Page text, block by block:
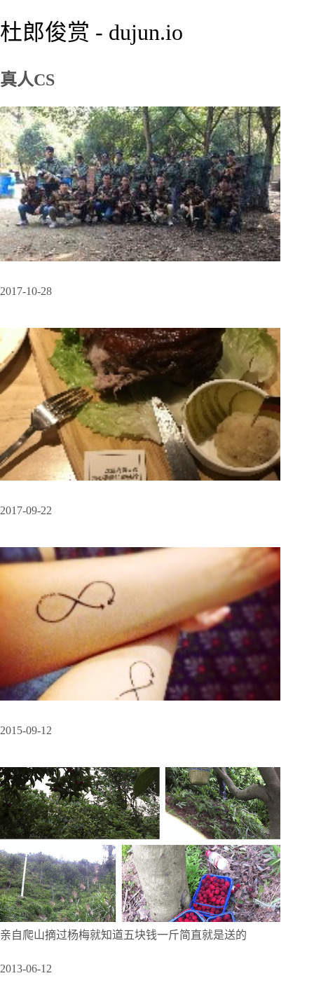
杜郎俊赏 - dujun.io
真人CS
2017-10-28
2017-09-22
2015-09-12
亲自爬山摘过杨梅就知道五块钱一斤简直就是送的
2013-06-12